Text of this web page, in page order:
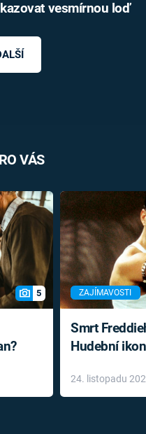
vesmírnou loď
VÁS
5 ZAJÍMAVOSTI
Smrt
Hudební
léky
24. listopadu